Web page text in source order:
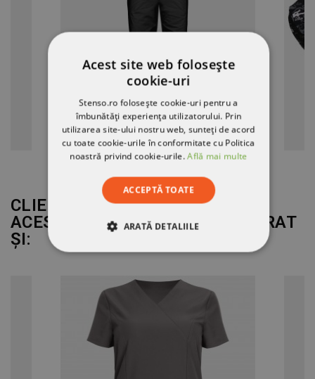
CLIENȚII CARE AU CUMPĂRAT
ACEST PRODUS AU MAI CUMPĂRAT
ȘI:
Acest site web folosește
cookie-uri
Stenso.ro folosește cookie-uri pentru a
îmbunătăți experiența utilizatorului. Prin
utilizarea site-ului nostru web, sunteți de acord
cu toate cookie-urile în conformitate cu Politica
noastră privind cookie-urile.Află mai multe
ACCEPTĂ TOATE
ARATĂ DETALIILE
STRICT NECESARE
DE PERFORMANȚĂ
DE TARGETARE
DE FUNCŢIONALITATE